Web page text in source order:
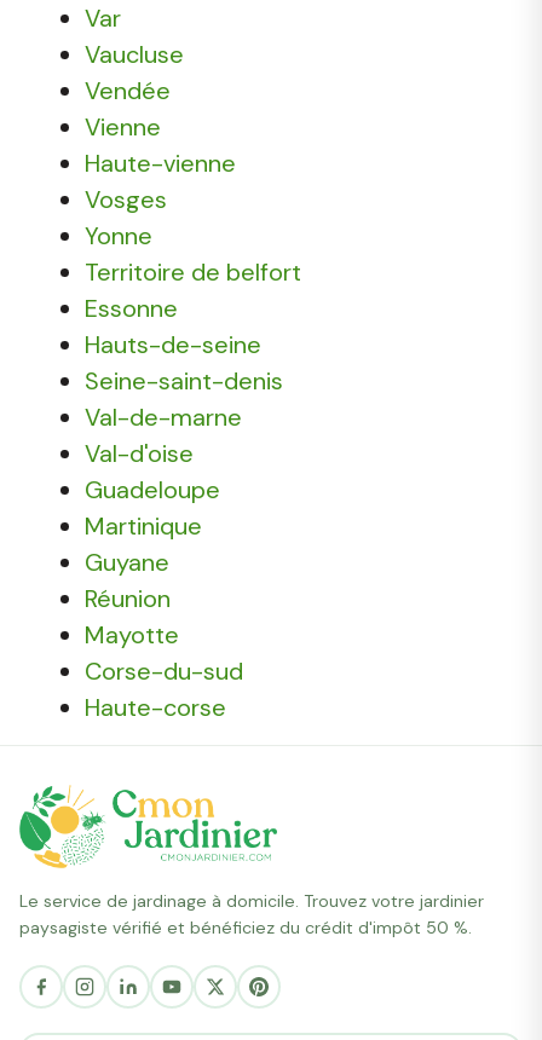
Var
Vaucluse
Vendée
Vienne
Haute-vienne
Vosges
Yonne
Territoire de belfort
Essonne
Hauts-de-seine
Seine-saint-denis
Val-de-marne
Val-d'oise
Guadeloupe
Martinique
Guyane
Réunion
Mayotte
Corse-du-sud
Haute-corse
Le service de jardinage à domicile. Trouvez votre jardinier
paysagiste vérifié et bénéficiez du crédit d'impôt 50 %.